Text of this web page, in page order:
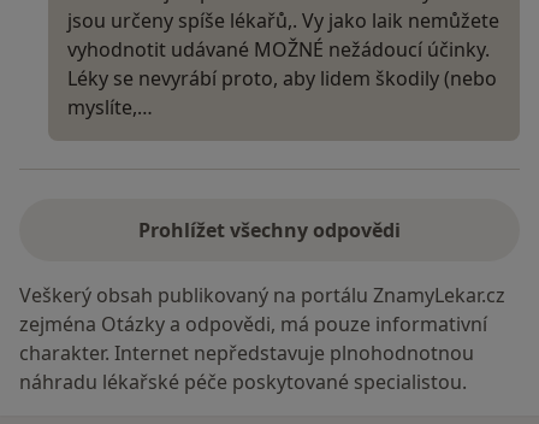
jsou určeny spíše lékařů,. Vy jako laik nemůžete
vyhodnotit udávané MOŽNÉ nežádoucí účinky.
Léky se nevyrábí proto, aby lidem škodily (nebo
myslíte,…
Prohlížet všechny odpovědi
Veškerý obsah publikovaný na portálu ZnamyLekar.cz
zejména Otázky a odpovědi, má pouze informativní
charakter. Internet nepředstavuje plnohodnotnou
náhradu lékařské péče poskytované specialistou.